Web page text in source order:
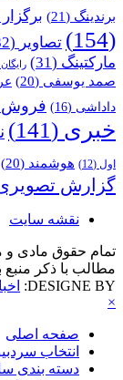
برندینگ (21)
(154)
تصاویر (32)
مارکتینگ (31) رایگان
صمد یوسفی (20)
داداشی (16) فروش
خبری (141)
اول (12) هوشمند (20)
گزارش
نقشه سایت
تمام حقوق مادی و
مطالب با ذکر منبع
DESIGNE BY:
×
صفحه اصلی
انتخاب
دسته بندی